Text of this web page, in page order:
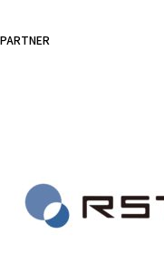
PARTNER